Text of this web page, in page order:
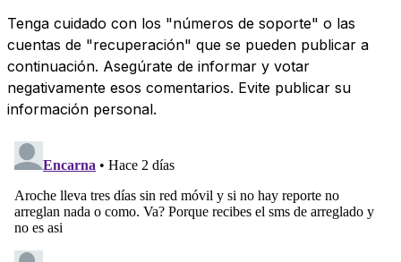
Tenga cuidado con los "números de soporte" o las
cuentas de "recuperación" que se pueden publicar a
continuación. Asegúrate de informar y votar
negativamente esos comentarios. Evite publicar su
información personal.